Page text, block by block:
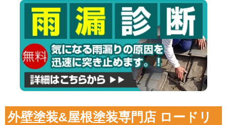
外壁塗装&屋根塗装専門店 ロードリ